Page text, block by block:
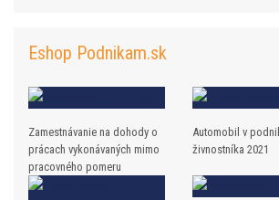
Eshop Podnikam.sk
Zamestnávanie na dohody o
prácach vykonávaných mimo
pracovného pomeru
Automobil v
živnostníka 2021